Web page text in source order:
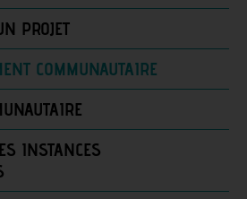
PROJET
COMMUNAUTAIRE
INSTANCES